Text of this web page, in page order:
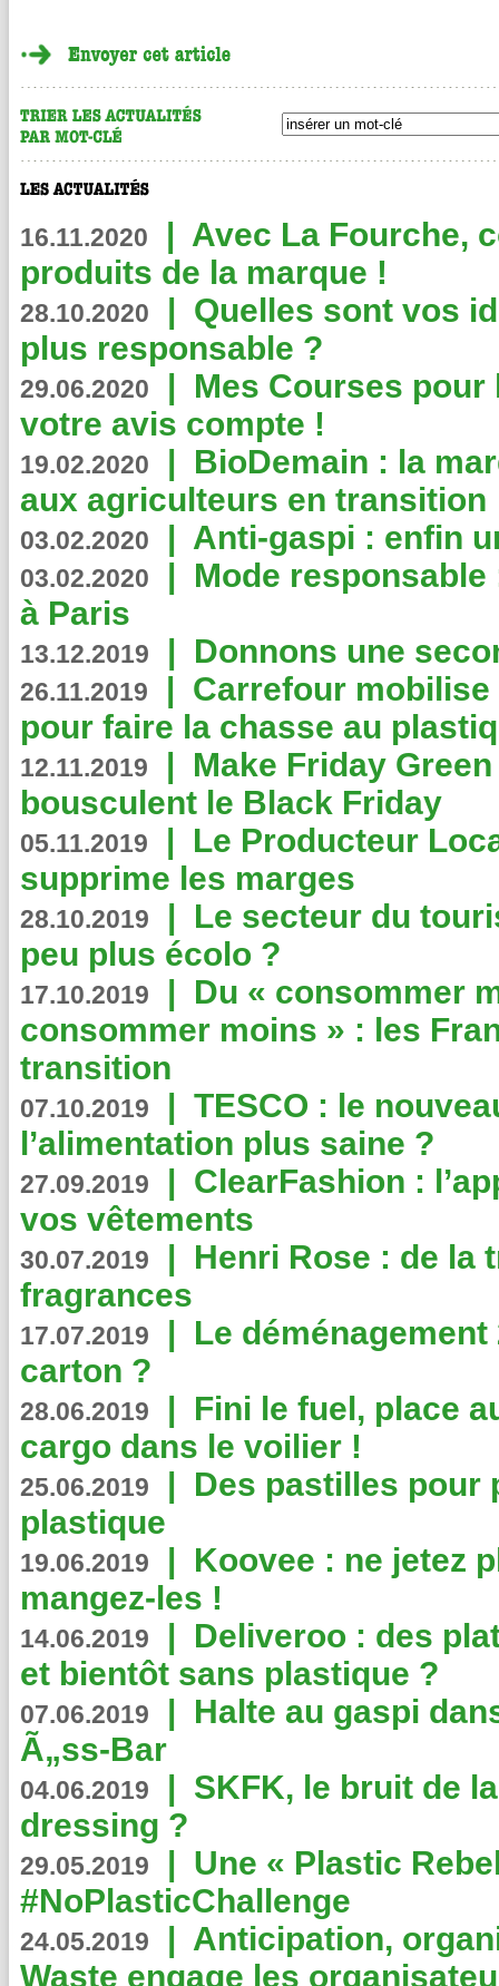
16.11.2020 | Avec La Fourche,
produits de la marque !
28.10.2020 | Quelles sont vos
plus responsable ?
29.06.2020 | Mes Courses pour
votre avis compte !
19.02.2020 | BioDemain : la
aux agriculteurs en transition
03.02.2020 | Anti-gaspi : enfin
03.02.2020 | Mode
à Paris
13.12.2019 | Donnons une
26.11.2019 | Carrefour
pour faire la chasse au
12.11.2019 | Make Friday
bousculent le Black Friday
05.11.2019 | Le Producteur
supprime les marges
28.10.2019 | Le secteur du
peu plus écolo ?
17.10.2019 | Du « consommer
consommer moins » : les
transition
07.10.2019 | TESCO : le
l’alimentation plus saine ?
27.09.2019 | ClearFashion :
vos vêtements
30.07.2019 | Henri Rose : de la
fragrances
17.07.2019 | Le
carton ?
28.06.2019 | Fini le fuel, place
cargo dans le voilier !
25.06.2019 | Des pastilles pour
plastique
19.06.2019 | Koovee : ne jetez
mangez-les !
14.06.2019 | Deliveroo : des
et bientôt sans plastique ?
07.06.2019 | Halte au gaspi
Ã„ss-Bar
04.06.2019 | SKFK, le bruit de
dressing ?
29.05.2019 | Une « Plastic
#NoPlasticChallenge
24.05.2019 | Anticipation,
Waste engage les